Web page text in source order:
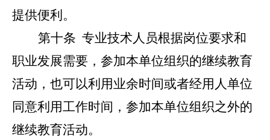
提供便利。
第十条 专业技术人员根据岗位要求和
职业发展需要，参加本单位组织的继续教育
活动，也可以利用业余时间或者经用人单位
同意利用工作时间，参加本单位组织之外的
继续教育活动。